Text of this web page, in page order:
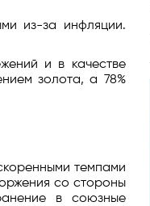
из-за инфляции.
и в качестве
золота, а 78%
темпами
со стороны
в союзные